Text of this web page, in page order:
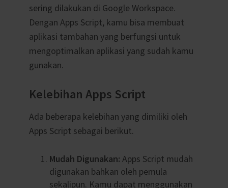
sering dilakukan di Google Workspace.
Dengan Apps Script, kamu bisa membuat
aplikasi tambahan yang berfungsi untuk
mengoptimalkan aplikasi yang sudah kamu
gunakan.
Kelebihan Apps Script
Ada beberapa kelebihan yang dimiliki oleh
Apps Script sebagai berikut.
Mudah Digunakan: Apps Script mudah
digunakan bahkan oleh pemula
sekalipun. Kamu dapat menggunakan